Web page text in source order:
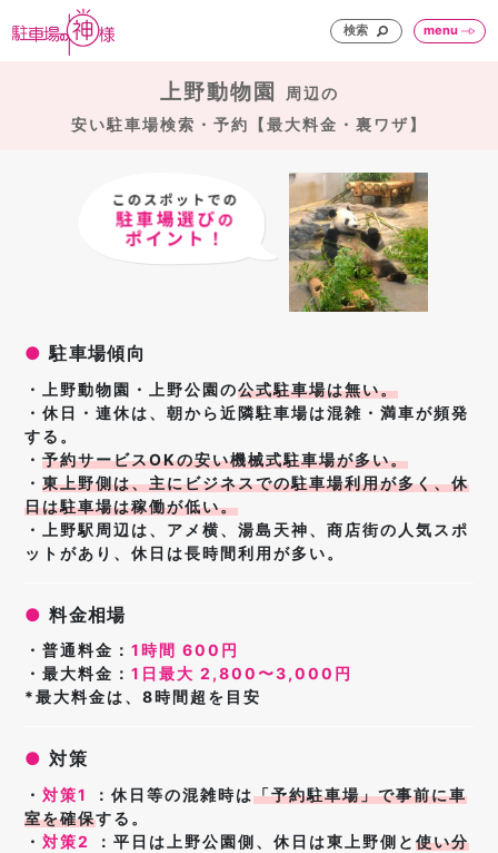
検索 menu
上野動物園
周辺の
安い駐車場検索・予約【最大料金・裏ワザ】
● 駐車場傾向
・上野動物園・上野公園の公式駐車場は無い。
・休日・連休は、朝から近隣駐車場は混雑・満車が頻発
する。
・予約サービスOKの安い機械式駐車場が多い。
・東上野側は、主にビジネスでの駐車場利用が多く、休
日は駐車場は稼働が低い。
・上野駅周辺は、アメ横、湯島天神、商店街の人気スポ
ットがあり、休日は長時間利用が多い。
● 料金相場
・普通料金：1時間 600円
・最大料金：1日最大 2,800〜3,000円
*最大料金は、8時間超を目安
● 対策
・対策1 ：休日等の混雑時は「予約駐車場」で事前に車
室を確保する。
・対策2 ：平日は上野公園側、休日は東上野側と使い分